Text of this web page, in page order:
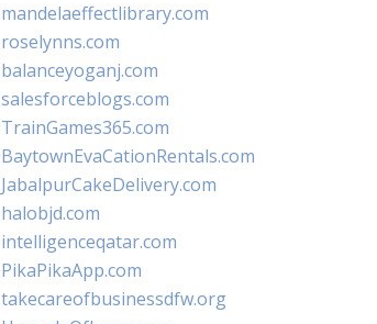
mandelaeffectlibrary.com
roselynns.com
balanceyoganj.com
salesforceblogs.com
TrainGames365.com
BaytownEvaCationRentals.com
JabalpurCakeDelivery.com
halobjd.com
intelligenceqatar.com
PikaPikaApp.com
takecareofbusinessdfw.org